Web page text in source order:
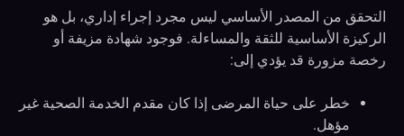
التحقق من المصدر الأساسي ليس مجرد إجراء إداري، بل هو
الركيزة الأساسية للثقة والمساءلة. فوجود شهادة مزيفة أو
رخصة مزورة قد يؤدي إلى:
خطر على حياة المرضى إذا كان مقدم الخدمة الصحية غير
مؤهل.